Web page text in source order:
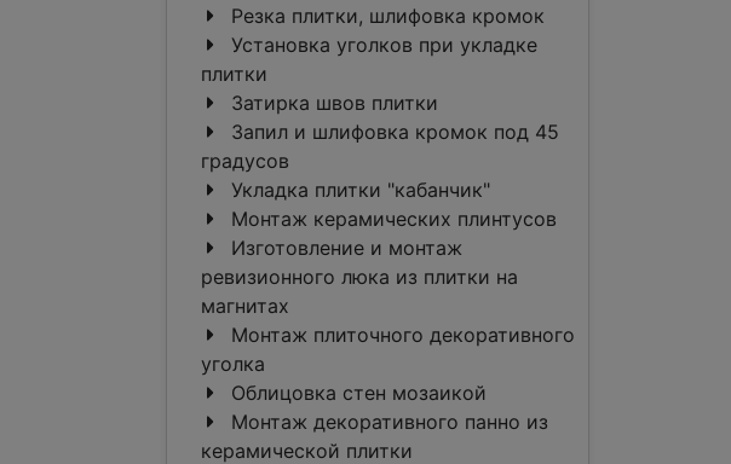
Резка плитки, шлифовка кромок
Установка уголков при укладке
плитки
Затирка швов плитки
Запил и шлифовка кромок под 45
градусов
Укладка плитки "кабанчик"
Монтаж керамических плинтусов
Изготовление и монтаж
ревизионного люка из плитки на
магнитах
Монтаж плиточного декоративного
уголка
Облицовка стен мозаикой
Монтаж декоративного панно из
керамической плитки